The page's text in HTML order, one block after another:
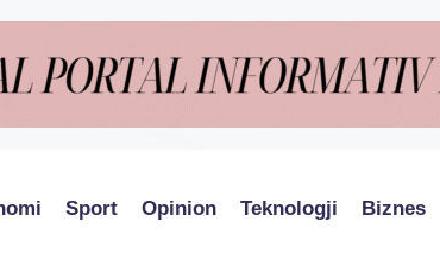
Sport Opinion Teknologji Biznes